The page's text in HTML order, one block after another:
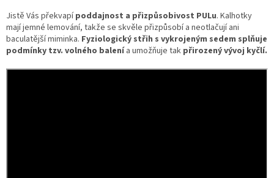
Jistě Vás překvapípoddajnost a přizpůsobivost PULu. Kalhotky
mají jemné lemování, takže se skvěle přizpůsobí a neotlačují ani
baculatější miminka. Fyziologický střih s vykrojeným sedem splňuje
podmínky tzv. volného balenía umožňuje tak přirozený vývoj kyčlí.